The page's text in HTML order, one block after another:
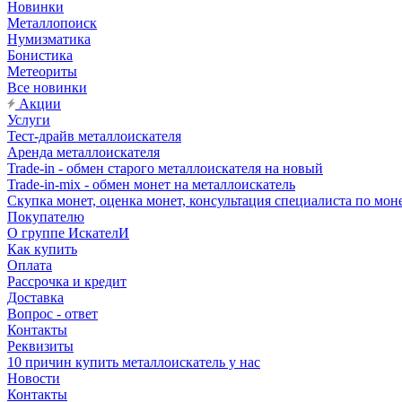
Новинки
Металлопоиск
Нумизматика
Бонистика
Метеориты
Все новинки
Акции
Услуги
Тест-драйв металлоискателя
Аренда металлоискателя
Trade-in - обмен старого металлоискателя на новый
Trade-in-mix - обмен монет на металлоискатель
Скупка монет, оценка монет, консультация специалиста по
Покупателю
О группе ИскателИ
Как купить
Оплата
Рассрочка и кредит
Доставка
Вопрос - ответ
Контакты
Реквизиты
10 причин купить металлоискатель у нас
Новости
Контакты